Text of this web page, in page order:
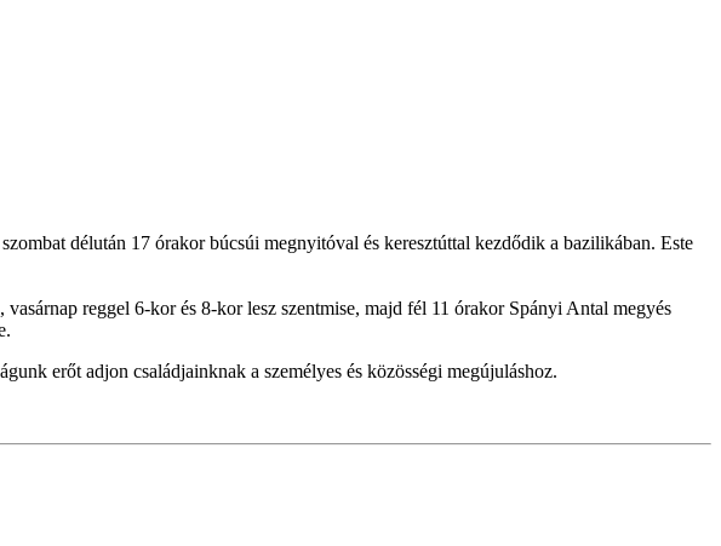
délután 17 órakor búcsúi megnyitóval és keresztúttal kezdődik a bazilikában. Este
reggel 6-kor és 8-kor lesz szentmise, majd fél 11 órakor Spányi Antal megyés
erőt adjon családjainknak a személyes és közösségi megújuláshoz.